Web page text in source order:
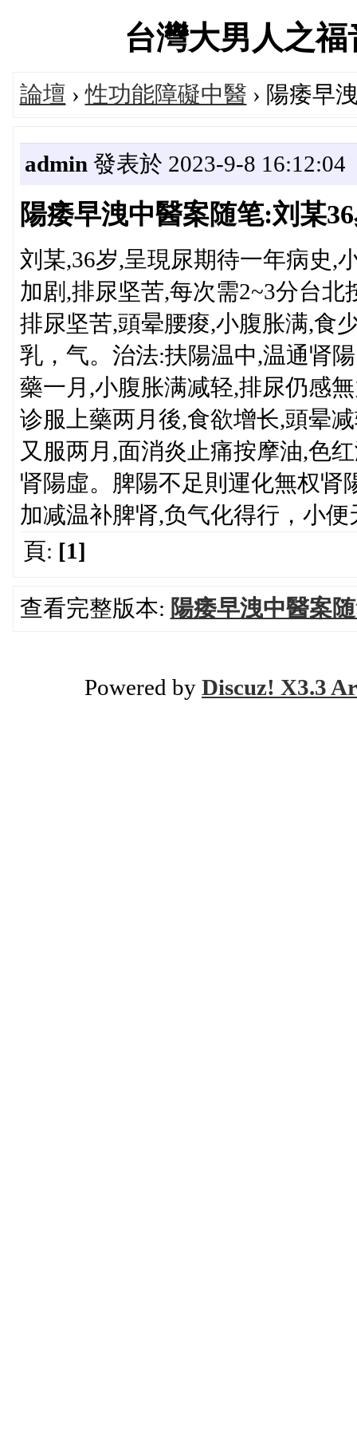
台灣大男人之
論壇 ›性功能障礙中醫 › 陽痿早
admin 發表於 2023-9-8 16:12:04
陽痿早洩中醫案随笔:刘某
刘某,36岁,呈現尿期待一年病史,
加剧,排尿坚苦,每次需2~3分台
排尿坚苦,頭晕腰痠,小腹胀满,食
乳，气。治法:扶陽温中,温通肾
藥一月,小腹胀满减轻,排尿仍感
诊服上藥两月後,食欲增长,頭晕
又服两月,面消炎止痛按摩油,色
肾陽虛。脾陽不足則運化無权肾
加减温补脾肾,负气化得行，小便
頁: [1]
查看完整版本: 陽痿早洩中醫案
Powered by Discuz! X3.3